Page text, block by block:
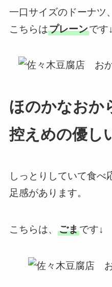
一口サイズのドーナツ、
こちらはプレーンです↓
ほのかなおか
控えめの優し
しっとりしていて食べ
足感があります。
こちらは、 ごまです↓